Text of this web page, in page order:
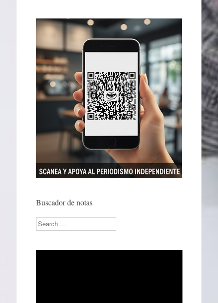
Buscador de notas
Search